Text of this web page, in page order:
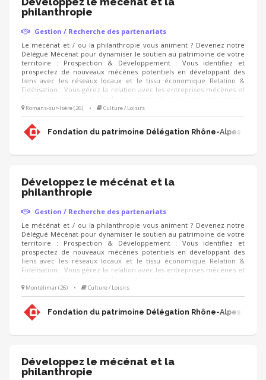
philanthropie
Gestion / Recherche des partenariats
Le mécénat et / ou la philanthropie vous animent ? Devenez notre
Délégué Mécénat pour dynamiser le soutien au patrimoine de votre
territoire : Prospection & Développement : Vous identifiez et
prospectez de nouveaux mécènes potentiels en développant des
liens avec les réseaux locaux et le tissu économique Relation &
Fidélisation : Vous gérez la relation avec les entreprises mécènes et
(visites privées, événements, rencontres, animation du club de
mécènes). Accompagnement de projets : Vous proposez aux
mécènes les projets de sauvegarde du patrimoine à soutenir et
déployez les campagnes d'appels aux dons (IFI, Noël).
Romans-sur-Isère (26) • Culture / Loisirs
Fondation du patrimoine Délégation Rhône-Alpes
Développez le mécénat et la
philanthropie
Gestion / Recherche des partenariats
Le mécénat et / ou la philanthropie vous animent ? Devenez notre
Délégué Mécénat pour dynamiser le soutien au patrimoine de votre
territoire : Prospection & Développement : Vous identifiez et
prospectez de nouveaux mécènes potentiels en développant des
liens avec les réseaux locaux et le tissu économique Relation &
Fidélisation : Vous gérez la relation avec les entreprises mécènes et
(visites privées, événements, rencontres, animation du club de
mécènes). Accompagnement de projets : Vous proposez aux
mécènes les projets de sauvegarde du patrimoine à soutenir et
déployez les campagnes d'appels aux dons (IFI, Noël).
Montélimar (26) • Culture / Loisirs
Fondation du patrimoine Délégation Rhône-Alpes
Développez le mécénat et la
philanthropie